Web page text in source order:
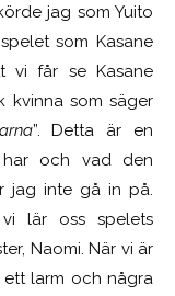
jag som Yuito
som Kasane
vi får se Kasane
kvinna som säger
”. Detta är en
har och vad den
jag inte gå in på.
vi lär oss spelets
Naomi. När vi är
larm och några